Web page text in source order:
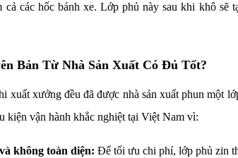
cả các hốc bánh xe. Lớp phủ này sau khi khô sẽ
Bản Từ Nhà Sản Xuất Có Đủ Tốt?
xuất xưởng đều đã được nhà sản xuất phun một
kiện vận hành khắc nghiệt tại Việt Nam vì:
không toàn diện: Để tối ưu chi phí, lớp phủ zin